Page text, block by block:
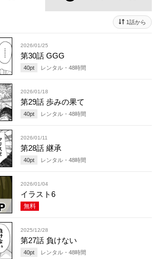
1話から
2026/01/25
第30話 GGG
40pt レンタル・ 48時間
2026/01/18
第29話 歩みの果て
40pt レンタル・ 48時間
2026/01/11
第28話 継承
40pt レンタル・ 48時間
2026/01/04
イラスト6
無料
2025/12/28
第27話 負けない
40pt レンタル・ 48時間